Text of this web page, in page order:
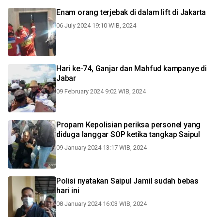
Enam orang terjebak di dalam lift di Jakarta
06 July 2024 19:10 WIB, 2024
Hari ke-74, Ganjar dan Mahfud kampanye di
Jabar
09 February 2024 9:02 WIB, 2024
Propam Kepolisian periksa personel yang
diduga langgar SOP ketika tangkap Saipul
09 January 2024 13:17 WIB, 2024
Polisi nyatakan Saipul Jamil sudah bebas
hari ini
08 January 2024 16:03 WIB, 2024